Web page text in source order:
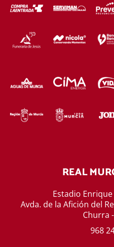
REAL
Estadio
Avda. de la Afición del
Churra
968